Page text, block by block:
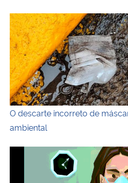
Descrição da imagem:
O descarte incorreto de
ambiental
Gif horizontal e colorido,